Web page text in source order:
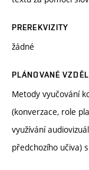
PREREKVIZITY
žádné
PLÁNOVANÉ
Metody vyučování
(konverzace, role
využívání
předchozího učiva)